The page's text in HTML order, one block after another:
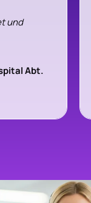
und
Abt.